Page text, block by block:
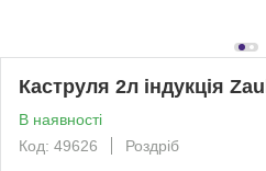
Каструля 2л індукція
В наявності
Код: 49626
Роздріб